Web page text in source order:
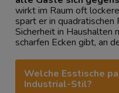
wirkt im Raum oft
spart er in
Sicherheit in Haushalten
scharfen Ecken gibt, an
Welche Esstische
Industrial-Stil?